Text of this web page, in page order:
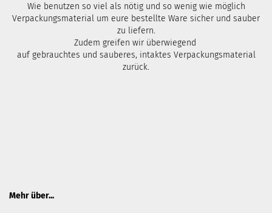
Wie benutzen so viel als nötig und so wenig wie möglich
Verpackungsmaterial um eure bestellte Ware sicher und sauber
zu liefern.
Zudem greifen wir überwiegend
auf gebrauchtes und sauberes, intaktes Verpackungsmaterial
zurück.
Mehr über...